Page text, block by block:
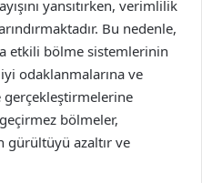
yansıtırken, verimlilik
Bu nedenle,
etkili bölme sistemlerinin
iyi odaklanmalarına ve
bölmeler,
gürültüyü azaltır ve